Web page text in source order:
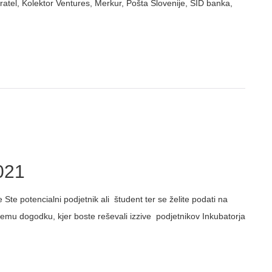
Kolektor Ventures, Merkur, Pošta Slovenije, SID banka,
potencialni podjetnik ali študent ter se želite podati na
dogodku, kjer boste reševali izzive podjetnikov Inkubatorja